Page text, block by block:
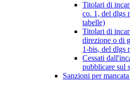
Titolari di
co. 1, del dlgs
tabelle)
Titolari di
direzione o di
1-bis, del dlgs
Cessati
pubblicare sul
Sanzioni per